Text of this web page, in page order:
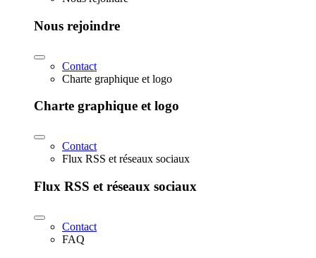
Nous rejoindre
Contact
Charte graphique et logo
Charte graphique et logo
Contact
Flux RSS et réseaux sociaux
Flux RSS et réseaux sociaux
Contact
FAQ